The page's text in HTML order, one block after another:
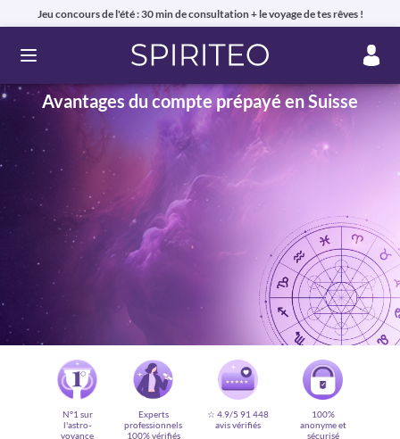
Jeu concours de l'été : 30 min de consultation + le voyage de tes rêves !
Ouvrir le menu
Avantages du compte prépayé en Suisse
Voyance privée en ligne par téléphone, chat ou mail
99% de clients satisfaits, avis authentiques !
N°1 sur
l'astro-
voyance
Experts
professionnels
100% vérifiés
☆ 4.9/5 91 448
avis vérifiés
100%
anonyme et
sécurisé